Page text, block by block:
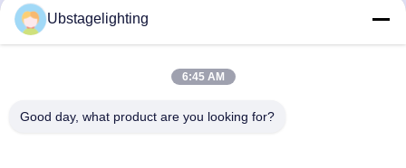
1500w स्नो मशीन
Ubstagelighting
6:45 AM
Good day, what product are you looking for?